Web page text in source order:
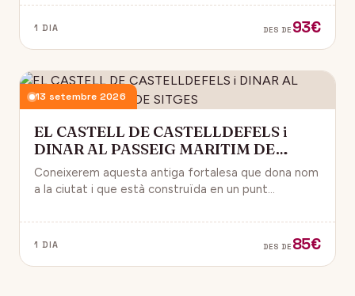
1 DIA DES DE 93€
13 setembre 2026
EL CASTELL DE CASTELLDEFELS i
DINAR AL PASSEIG MARITIM DE
SITGES
Coneixerem aquesta antiga fortalesa que dona nom
a la ciutat i que està construïda en un punt
1 DIA DES DE 85€